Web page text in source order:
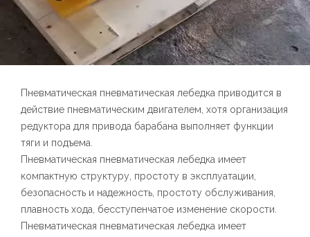
Пневматическая пневматическая лебедка приводится в
действие пневматическим двигателем, хотя организация
редуктора для привода барабана выполняет функции
тяги и подъема.
Пневматическая пневматическая лебедка имеет
компактную структуру, простоту в эксплуатации,
безопасность и надежность, простоту обслуживания,
плавность хода, бесступенчатое изменение скорости.
Пневматическая пневматическая лебедка имеет